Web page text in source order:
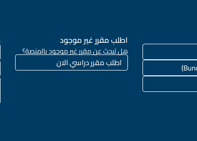
اطلب مقرر غير موجود
هل تبحث عن مقرر غير موجود بالمنصة؟
اطلب مقرر دراسي الان